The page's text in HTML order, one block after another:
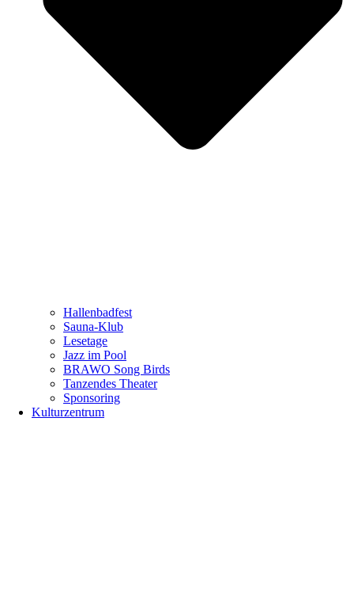
Hallenbadfest
Sauna-Klub
Lesetage
Jazz im Pool
BRAWO Song Birds
Tanzendes Theater
Sponsoring
Kulturzentrum